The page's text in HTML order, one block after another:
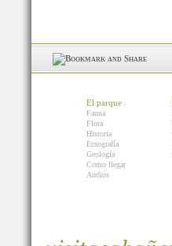
El parque
Fauna
Flora
Historia
Etnografía
Geología
Como llegar
Audios